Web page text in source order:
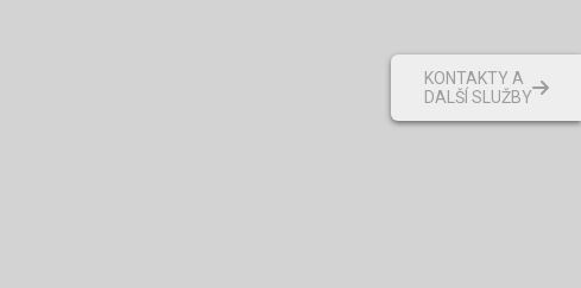
KONTAKTY A
DALŠÍ SLUŽBY